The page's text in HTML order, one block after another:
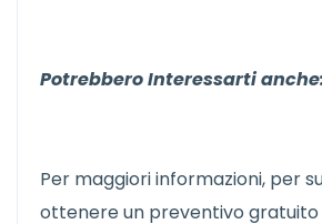
Potrebbero Interessarti
Per maggiori informazioni, per
ottenere un preventivo